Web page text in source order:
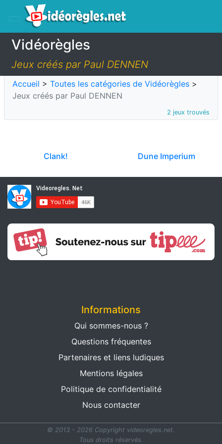
Vidéorègles
Jeux créés par Paul DENNEN
Accueil > Toutes les catégories de Vidéorègles >
Jeux créés par Paul DENNEN
2 jeux trouvés
Clank! Dune Imperium
Informations
Qui sommes-nous ?
Questions fréquentes
Partenaires et liens ludiques
Mentions légales
Politique de confidentialité
Nous contacter
© 2013 - 2026 Copyright videoregles.net.
Tous droits réservés.